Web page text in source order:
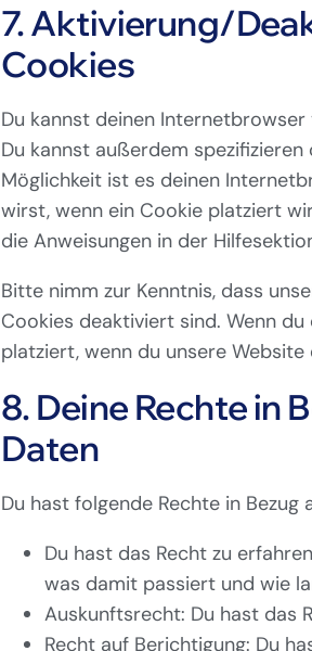
7. Aktivierung/
Cookies
Du kannst deinen
Du kannst außerdem
Möglichkeit ist es deinen
wirst, wenn ein Cookie platziert
die Anweisungen in der
Bitte nimm zur Kenntnis, dass
Cookies deaktiviert sind. Wenn
platziert, wenn du unsere
8. Deine Rechte in
Daten
Du hast folgende Rechte in
Du hast das Recht zu
was damit passiert und wie
Auskunftsrecht: Du hast das
Recht auf Berichtigung: Du